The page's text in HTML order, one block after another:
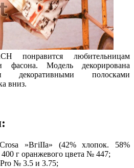
понравится любительницам
фасона. Модель декорирована
декоративными полосками
вниз.
»ВгіІІа» (42% хлопок. 58%
400 г оранжевого цвета № 447;
№ 3.5 и 3.75;